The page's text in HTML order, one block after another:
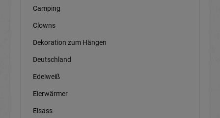
Camping
Clowns
Dekoration zum Hängen
Deutschland
Edelweiß
Eierwärmer
Elsass